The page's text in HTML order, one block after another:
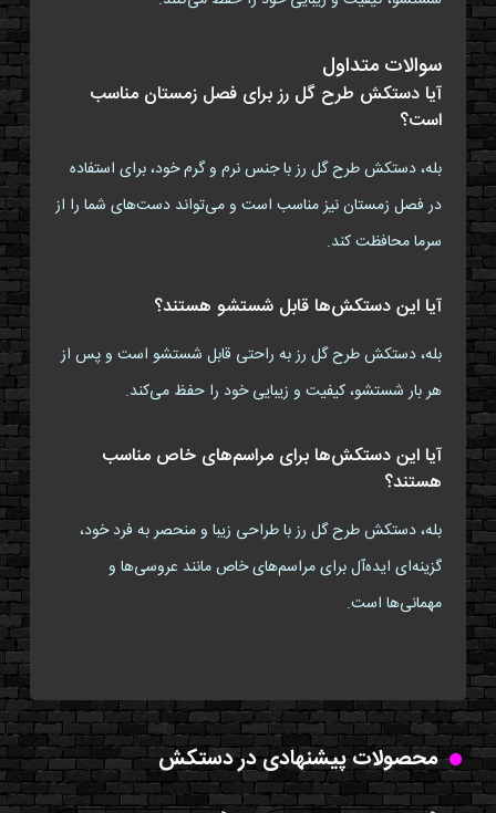
سوالات متداول
آیا دستکش طرح گل رز برای فصل زمستان مناسب
است؟
بله، دستکش طرح گل رز با جنس نرم و گرم خود، برای استفاده
در فصل زمستان نیز مناسب است و می‌تواند دست‌های شما را از
سرما محافظت کند.
آیا این دستکش‌ها قابل شستشو هستند؟
بله، دستکش طرح گل رز به راحتی قابل شستشو است و پس از
هر بار شستشو، کیفیت و زیبایی خود را حفظ می‌کند.
آیا این دستکش‌ها برای مراسم‌های خاص مناسب
هستند؟
بله، دستکش طرح گل رز با طراحی زیبا و منحصر به فرد خود،
گزینه‌ای ایده‌آل برای مراسم‌های خاص مانند عروسی‌ها و
مهمانی‌ها است.
محصولات پیشنهادی در دستکش